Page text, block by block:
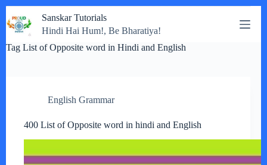
to
content
Sanskar Tutorials
Hindi Hai Hum!, Be Bharatiya!
Tag List of Opposite word in Hindi and English
English Grammar
400 List of Opposite word in hindi and English